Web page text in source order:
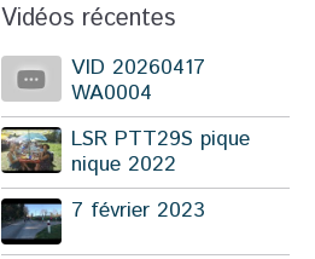
Vidéos récentes
VID 20260417
WA0004
LSR PTT29S pique
nique 2022
7 février 2023